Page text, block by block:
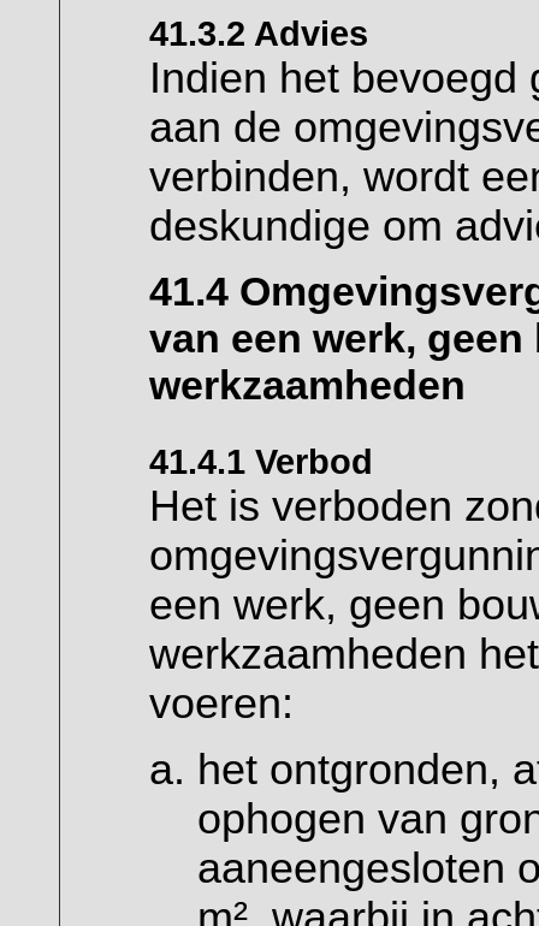
41.3.2 Advies
Indien het bevoegd
aan de
verbinden, wordt
deskundige om
41.4
van een werk,
werkzaamheden
41.4.1 Verbod
Het is verboden
een werk, geen
werkzaamheden
voeren:
het ontgronden,
ophogen van
aaneengesloten